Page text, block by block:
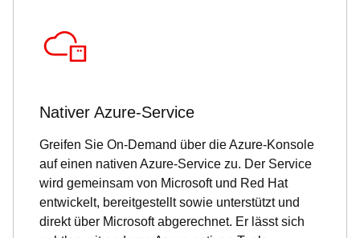
Nativer Azure-Service
Greifen Sie On-Demand über die Azure-Konsole
auf einen nativen Azure-Service zu. Der Service
wird gemeinsam von Microsoft und Red Hat
entwickelt, bereitgestellt sowie unterstützt und
direkt über Microsoft abgerechnet. Er lässt sich